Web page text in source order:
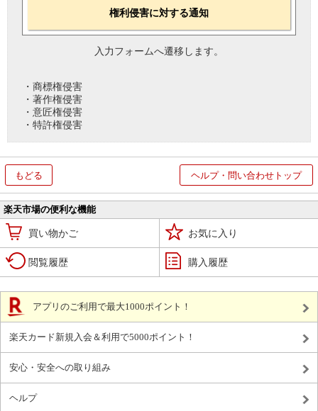
権利侵害に対する通知
入力フォームへ遷移します。
・商標権侵害
・著作権侵害
・意匠権侵害
・特許権侵害
もどる ヘルプ・問い合わせトップ
楽天市場の便利な機能
買い物かご お気に入り
閲覧履歴 購入履歴
アプリのご利用で最大1000ポイント！
楽天カード新規入会＆利用で5000ポイント！
安心・安全への取り組み
ヘルプ